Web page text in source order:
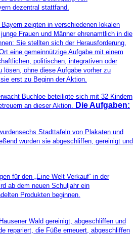
dezentral stattfand.
zeigten in verschiedenen lokalen
Frauen und Männer ehrenamtlich in die
Sie stellten sich der Herausforderung,
eine gemeinnützige Aufgabe mit einem
politischen, integrativen oder
lösen, ohne diese Aufgabe vorher zu
erst zu Beginn der Aktion.
Buchloe beteiligte sich mit 32 Kindern
an dieser Aktion. Die Aufgaben:
Stadttafeln von Plakaten und
wurden sie abgeschliffen, gereinigt und
für den „Eine Welt Verkauf“ in der
ab dem neuen Schuljahr ein
Produkten beginnen.
Wald gereinigt, abgeschliffen und
repariert, die Füße erneuert, abgeschliffen